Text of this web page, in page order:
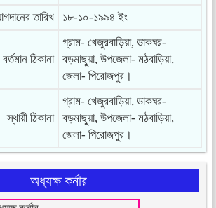
তারিখ
১৮-১০-১৯৯৪ ইং
বর্তমান ঠিকানা
গ্রাম- খেজুরবাড়িয়া, ডাকঘর-
বড়মাছুয়া, উপজেলা- মঠবাড়িয়া,
জেলা- পিরোজপুর।
স্থায়ী ঠিকানা
গ্রাম- খেজুরবাড়িয়া, ডাকঘর-
বড়মাছুয়া, উপজেলা- মঠবাড়িয়া,
জেলা- পিরোজপুর।
অধ্যক্ষ কর্নার